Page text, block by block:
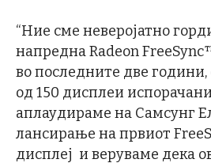
“Ние сме неверојатно
напредна Radeon
во последните две години,
од 150 дисплеи
аплаудираме на Самсунг
лансирање на првиот
дисплеј и веруваме дека